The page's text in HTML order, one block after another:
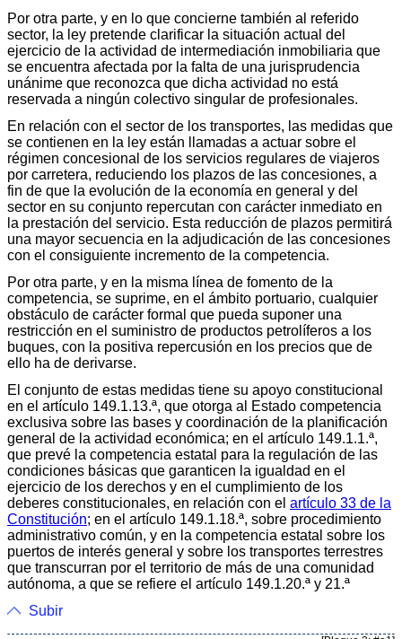
Por otra parte, y en lo que concierne también al referido
sector, la ley pretende clarificar la situación actual del
ejercicio de la actividad de intermediación inmobiliaria que
se encuentra afectada por la falta de una jurisprudencia
unánime que reconozca que dicha actividad no está
reservada a ningún colectivo singular de profesionales.
En relación con el sector de los transportes, las medidas que
se contienen en la ley están llamadas a actuar sobre el
régimen concesional de los servicios regulares de viajeros
por carretera, reduciendo los plazos de las concesiones, a
fin de que la evolución de la economía en general y del
sector en su conjunto repercutan con carácter inmediato en
la prestación del servicio. Esta reducción de plazos permitirá
una mayor secuencia en la adjudicación de las concesiones
con el consiguiente incremento de la competencia.
Por otra parte, y en la misma línea de fomento de la
competencia, se suprime, en el ámbito portuario, cualquier
obstáculo de carácter formal que pueda suponer una
restricción en el suministro de productos petrolíferos a los
buques, con la positiva repercusión en los precios que de
ello ha de derivarse.
El conjunto de estas medidas tiene su apoyo constitucional
en el artículo 149.1.13.ª, que otorga al Estado competencia
exclusiva sobre las bases y coordinación de la planificación
general de la actividad económica; en el artículo 149.1.1.ª,
que prevé la competencia estatal para la regulación de las
condiciones básicas que garanticen la igualdad en el
ejercicio de los derechos y en el cumplimiento de los
deberes constitucionales, en relación con el artículo 33 de la
Constitución; en el artículo 149.1.18.ª, sobre procedimiento
administrativo común, y en la competencia estatal sobre los
puertos de interés general y sobre los transportes terrestres
que transcurran por el territorio de más de una comunidad
autónoma, a que se refiere el artículo 149.1.20.ª y 21.ª
Subir